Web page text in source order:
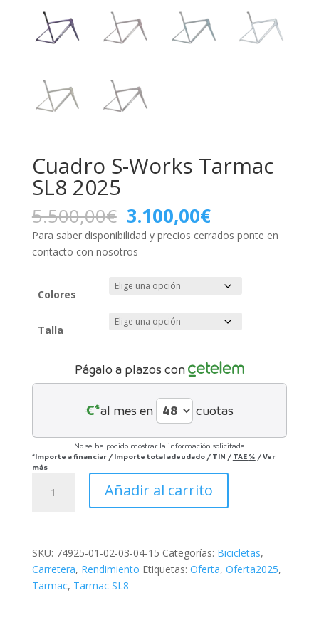
Cuadro S-Works Tarmac
SL8 2025
5.500,00€ El
precio
original
era:
5.500,00€.
3.100,00€El
precio
actual
3.100,00€.
Para saber disponibilidad y precios cerrados ponte en
contacto con nosotros
Colores
Talla
Págalo a plazos con
€*al mes en cuotas
No se ha podido mostrar la información solicitada
*Importe a financiar / Importe total adeudado / TIN / TAE % /Ver
más
Añadir al carrito
SKU: 74925-01-02-03-04-15 Categorías: Bicicletas,
Carretera, Rendimiento Etiquetas: Oferta, Oferta2025,
Tarmac, Tarmac SL8